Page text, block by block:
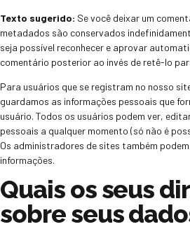
Texto sugerido: Se você deixar um
metadados são conservados
seja possível reconhecer e aprovar
comentário posterior ao invés de retê-lo
Para usuários que se registram no nosso
guardamos as informações pessoais que
usuário. Todos os usuários podem ver,
pessoais a qualquer momento (só não é
Os administradores de sites também
informações.
Quais os seus
sobre seus